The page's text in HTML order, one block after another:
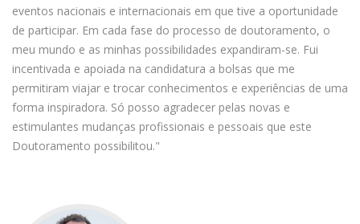
eventos nacionais e internacionais em que tive a oportunidade
de participar. Em cada fase do processo de doutoramento, o
meu mundo e as minhas possibilidades expandiram-se. Fui
incentivada e apoiada na candidatura a bolsas que me
permitiram viajar e trocar conhecimentos e experiências de uma
forma inspiradora. Só posso agradecer pelas novas e
estimulantes mudanças profissionais e pessoais que este
Doutoramento possibilitou."